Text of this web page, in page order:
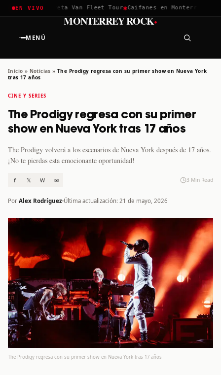
EN VIVO
2026 ✱Greta Van Fleet Tour✱Caifanes en Monterrey · 12
MENÚ
MONTERREY ROCK·
Inicio » Noticias » The Prodigy regresa con su primer show en Nueva York
tras 17 años
CINE Y SERIES
The Prodigy regresa con su primer
show en Nueva York tras 17 años
The Prodigy volverá a los escenarios de Nueva York después de 17 años.
¡No te pierdas esta emocionante oportunidad!
f 𝕏 W ✉ 3 Min Read
Por Alex Rodríguez Última actualización: 21 de mayo, 2026
The Prodigy regresa con su primer show en Nueva York tras 17 años